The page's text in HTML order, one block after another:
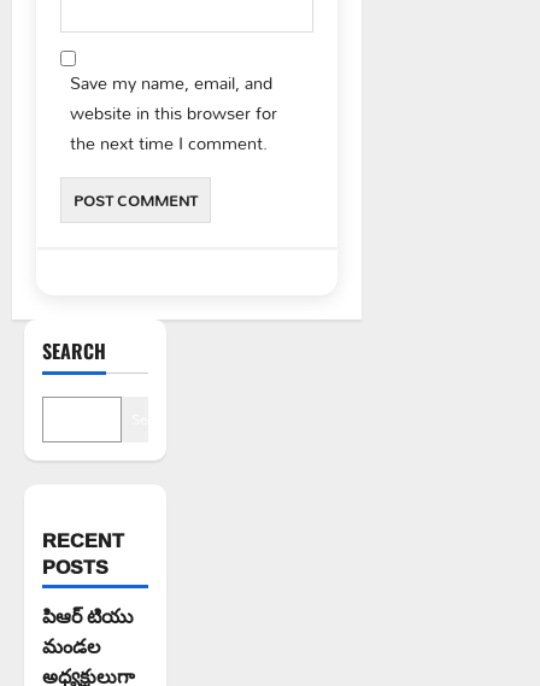
Save my name, email, and
website in this browser for
the next time I comment.
SEARCH
RECENT
POSTS
పిఆర్ టియు
మండల
అధ్యక్షులుగా